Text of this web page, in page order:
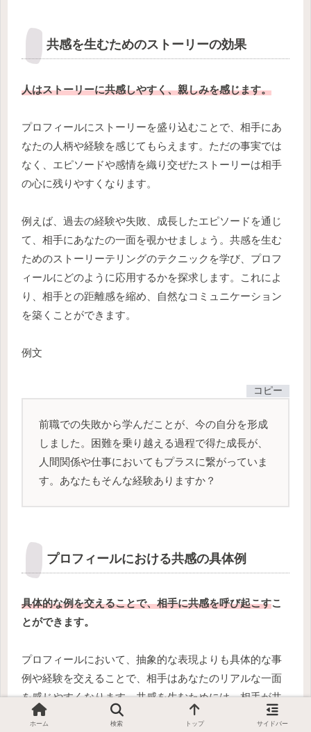
共感を生むためのストーリーの効果
人はストーリーに共感しやすく、親しみを感じます。
プロフィールにストーリーを盛り込むことで、相手にあ
なたの人柄や経験を感じてもらえます。ただの事実では
なく、エピソードや感情を織り交ぜたストーリーは相手
の心に残りやすくなります。
例えば、過去の経験や失敗、成長したエピソードを通じ
て、相手にあなたの一面を覗かせましょう。共感を生む
ためのストーリーテリングのテクニックを学び、プロフ
ィールにどのように応用するかを探求します。これによ
り、相手との距離感を縮め、自然なコミュニケーション
を築くことができます。
例文
コピー
前職での失敗から学んだことが、今の自分を形成
しました。困難を乗り越える過程で得た成長が、
人間関係や仕事においてもプラスに繋がっていま
す。あなたもそんな経験ありますか？
プロフィールにおける共感の具体例
具体的な例を交えることで、相手に共感を呼び起こすこ
とができます。
プロフィールにおいて、抽象的な表現よりも具体的な事
例や経験を交えることで、相手はあなたのリアルな一面
を感じやすくなります。共感を生むためには、相手が共
感しやすい具体例を挙げることがポイントです。
ホーム 検索 トップ サイドバー